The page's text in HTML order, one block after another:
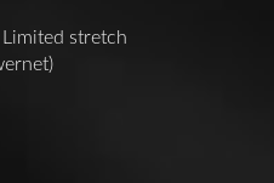
stretch